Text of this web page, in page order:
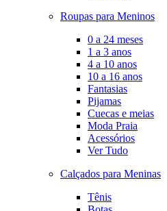
Roupas para Meninos
0 a 24 meses
1 a 3 anos
4 a 10 anos
10 a 16 anos
Fantasias
Pijamas
Cuecas e meias
Moda Praia
Acessórios
Ver Tudo
Calçados para Meninas
Tênis